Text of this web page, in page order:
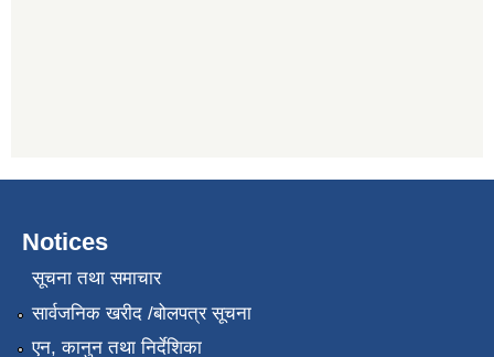
Notices
सूचना तथा समाचार
सार्वजनिक खरीद /बोलपत्र सूचना
एन, कानुन तथा निर्देशिका